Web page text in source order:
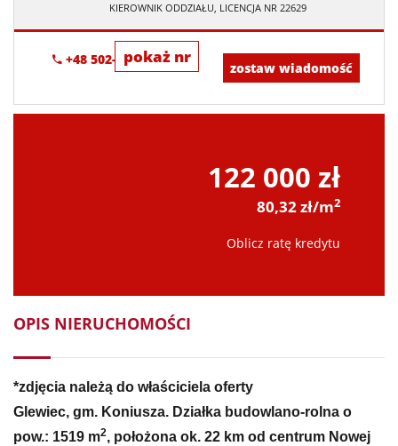
KIEROWNIK ODDZIAŁU, LICENCJA NR 22629
pokaż nr
+48 502-104-545
zostaw wiadomość
122 000 zł
80,32 zł/m2
Oblicz ratę kredytu
OPIS NIERUCHOMOŚCI
*zdjęcia należą do właściciela oferty
Glewiec, gm. Koniusza. Działka budowlano-rolna o
pow.: 1519 m2, położona ok. 22 km od centrum Nowej